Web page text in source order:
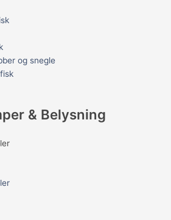
og snegle
& Belysning